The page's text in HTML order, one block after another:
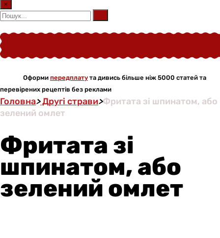
×
Оформи передплату та дивись більше ніж 5000 статей та
перевірених рецептів без реклами
Головна>Другі страви>Фритата зі шпинатом, або
зелений омлет
Фритата зі
шпинатом, або
зелений омлет